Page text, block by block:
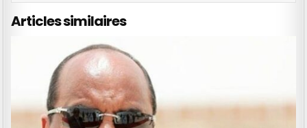
Articles similaires